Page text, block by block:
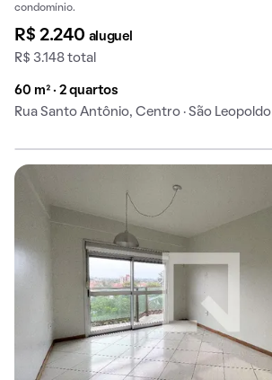
condomínio.
R$ 2.240 aluguel
R$ 3.148 total
60 m² · 2 quartos
Rua Santo Antônio, Centro · São Leopoldo